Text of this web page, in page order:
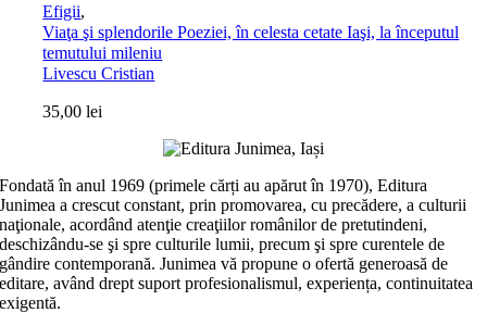
Efigii,
Viaţa şi splendorile Poeziei, în celesta cetate Iaşi, la începutul
temutului mileniu
Livescu Cristian
35,00lei
Fondată în anul 1969 (primele cărți au apărut în 1970), Editura
Junimea a crescut constant, prin promovarea, cu precădere, a culturii
naţionale, acordând atenţie creaţiilor românilor de pretutindeni,
deschizându-se şi spre culturile lumii, precum şi spre curentele de
gândire contemporană. Junimea vă propune o ofertă generoasă de
editare, având drept suport profesionalismul, experiența, continuitatea
exigentă.